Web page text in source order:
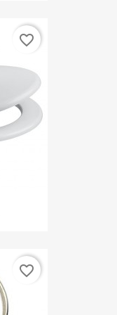
favorite_border
favorite_border